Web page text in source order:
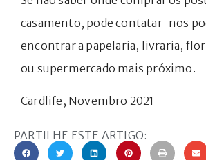
casamento, pode contatar-nos
encontrar a papelaria, livraria,
ou supermercado mais próximo.
Cardlife, Novembro 2021
PARTILHE ESTE ARTIGO: